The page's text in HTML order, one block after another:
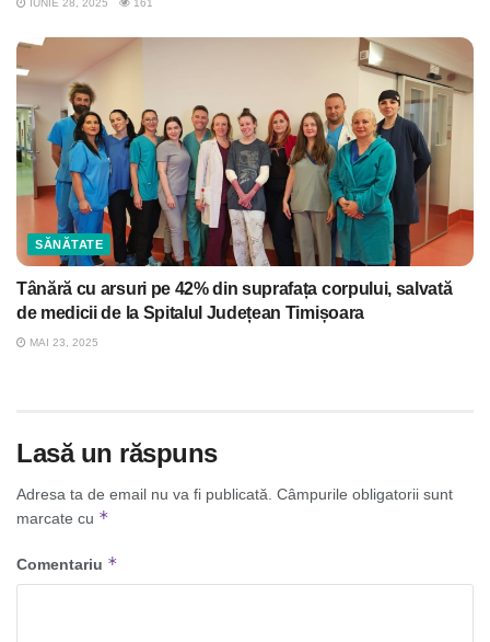
IUNIE 28, 2025 161
SĂNĂTATE
Tânără cu arsuri pe 42% din suprafața corpului, salvată
de medicii de la Spitalul Județean Timișoara
MAI 23, 2025
Lasă un răspuns
Adresa ta de email nu va fi publicată. Câmpurile obligatorii sunt
marcate cu *
Comentariu *